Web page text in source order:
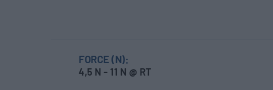
FORCE (N):
4,5 N - 11 N @ RT